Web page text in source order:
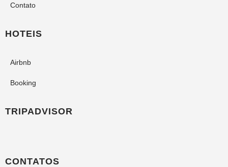
Contato
HOTEIS
Airbnb
Booking
TRIPADVISOR
CONTATOS